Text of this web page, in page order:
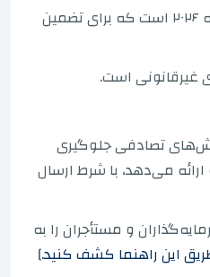
ترکیه در سال‌های اخیر تغییرات نظارتی مهمی را در بخش اجاره شاهد بوده است که برجسته‌ترین آن‌ها مربوط به قانون اجاره در ترکیه ۲۰۲۶ است که برای تضمین
غیرقانونی است.
افزایش‌های تصادفی جلوگیری
می‌دهد، با شرط ارسال
و مستأجران را به
]